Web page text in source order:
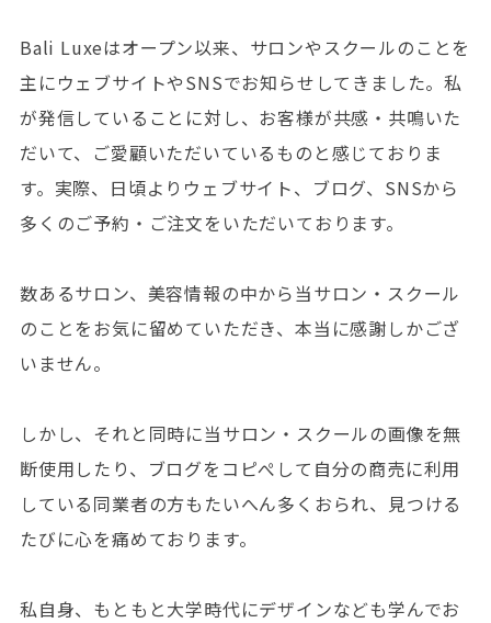
Bali Luxeはオープン以来、サロンやスクールのことを
主にウェブサイトやSNSでお知らせしてきました。私
が発信していることに対し、お客様が共感・共鳴いた
だいて、ご愛顧いただいているものと感じておりま
す。実際、日頃よりウェブサイト、ブログ、SNSから
多くのご予約・ご注文をいただいております。
数あるサロン、美容情報の中から当サロン・スクール
のことをお気に留めていただき、本当に感謝しかござ
いません。
しかし、それと同時に当サロン・スクールの画像を無
断使用したり、ブログをコピぺして自分の商売に利用
している同業者の方もたいへん多くおられ、見つける
たびに心を痛めております。
私自身、もともと大学時代にデザインなども学んでお